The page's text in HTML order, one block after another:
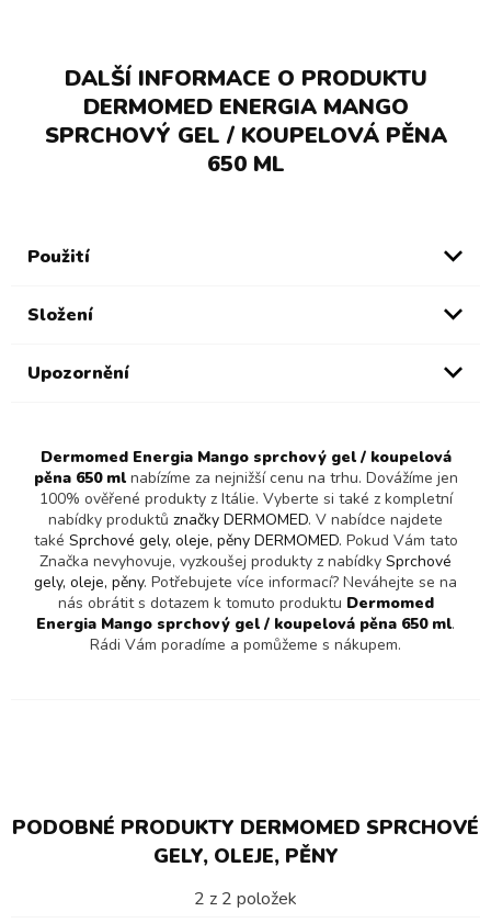
DALŠÍ INFORMACE O PRODUKTU
DERMOMED ENERGIA MANGO
SPRCHOVÝ GEL / KOUPELOVÁ PĚNA
650 ML
Použití
Složení
Upozornění
Dermomed Energia Mango sprchový gel / koupelová
pěna 650 mlnabízíme za nejnižší cenu na trhu. Dovážíme jen
100% ověřené produkty z Itálie. Vyberte si také z kompletní
nabídky produktů značky DERMOMED. V nabídce najdete
také Sprchové gely, oleje, pěny DERMOMED. Pokud Vám tato
Značka nevyhovuje, vyzkoušej produkty z nabídky Sprchové
gely, oleje, pěny. Potřebujete více informací? Neváhejte se na
nás obrátit s dotazem k tomuto produktu Dermomed
Energia Mango sprchový gel / koupelová pěna 650 ml.
Rádi Vám poradíme a pomůžeme s nákupem.
PODOBNÉ PRODUKTY DERMOMED SPRCHOVÉ
GELY, OLEJE, PĚNY
2 z 2 položek